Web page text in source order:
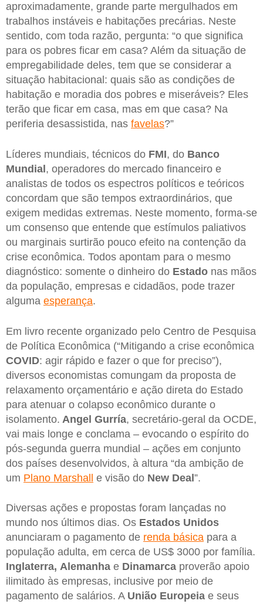
aproximadamente, grande parte mergulhados em
trabalhos instáveis e habitações precárias. Neste
sentido, com toda razão, pergunta: “o que significa
para os pobres ficar em casa? Além da situação de
empregabilidade deles, tem que se considerar a
situação habitacional: quais são as condições de
habitação e moradia dos pobres e miseráveis? Eles
terão que ficar em casa, mas em que casa? Na
periferia desassistida, nas favelas?”
Líderes mundiais, técnicos do FMI, do Banco
Mundial, operadores do mercado financeiro e
analistas de todos os espectros políticos e teóricos
concordam que são tempos extraordinários, que
exigem medidas extremas. Neste momento, forma-se
um consenso que entende que estímulos paliativos
ou marginais surtirão pouco efeito na contenção da
crise econômica. Todos apontam para o mesmo
diagnóstico: somente o dinheiro do Estado nas mãos
da população, empresas e cidadãos, pode trazer
alguma esperança.
Em livro recente organizado pelo Centro de Pesquisa
de Política Econômica (“Mitigando a crise econômica
COVID: agir rápido e fazer o que for preciso”),
diversos economistas comungam da proposta de
relaxamento orçamentário e ação direta do Estado
para atenuar o colapso econômico durante o
isolamento. Angel Gurría, secretário-geral da OCDE,
vai mais longe e conclama – evocando o espírito do
pós-segunda guerra mundial – ações em conjunto
dos países desenvolvidos, à altura “da ambição de
um Plano Marshall e visão do New Deal”.
Diversas ações e propostas foram lançadas no
mundo nos últimos dias. Os Estados Unidos
anunciaram o pagamento de renda básica para a
população adulta, em cerca de US$ 3000 por família.
Inglaterra, Alemanha e Dinamarca proverão apoio
ilimitado às empresas, inclusive por meio de
pagamento de salários. A União Europeia e seus